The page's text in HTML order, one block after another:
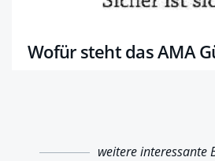
Wofür steht das AMA
weitere interessante